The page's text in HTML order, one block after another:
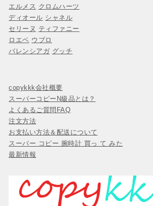
エルメス クロムハーツ
ディオール シャネル
セリーヌ ティファニー
ロエベ ウブロ
バレンシアガ グッチ
copykkk会社概要
スーパーコピーN級品とは？
よくあるご質問FAQ
注文方法
お支払い方法＆配送について
スーパー コピー 腕時計 買っ て みた
最新情報